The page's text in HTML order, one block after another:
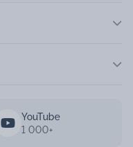
YouTube
1 000+